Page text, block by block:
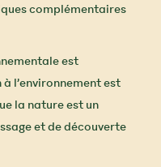
complémentaires
est
l’environnement est
la nature est un
et de découverte